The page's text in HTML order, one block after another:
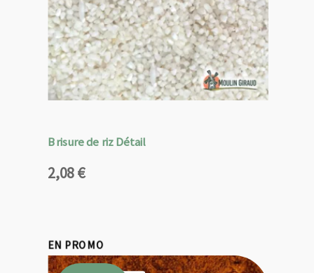
Brisure de riz Détail
2,08€
EN PROMO